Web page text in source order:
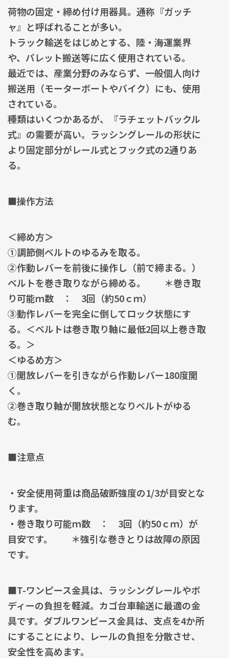
荷物の固定・締め付け用器具。通称『ガッチ
ャ』と呼ばれることが多い。
トラック輸送をはじめとする、陸・海運業界
や、パレット搬送等に広く使用されている。
最近では、産業分野のみならず、一般個人向け
搬送用（モーターボートやバイク）にも、使用
されている。
種類はいくつかあるが、『ラチェットバックル
式』の需要が高い。ラッシングレールの形状に
より固定部分がレール式とフック式の2通りあ
る。
■操作方法
＜締め方＞
①調節側ベルトのゆるみを取る。
②作動レバーを前後に操作し（前で締まる。）
ベルトを巻き取りながら締める。 ＊巻き取
り可能ｍ数 ： 3回（約50ｃｍ）
③動作レバーを完全に倒してロック状態にす
る。＜ベルトは巻き取り軸に最低2回以上巻き取
る。＞
＜ゆるめ方＞
①開放レバーを引きながら作動レバー180度開
く。
②巻き取り軸が開放状態となりベルトがゆる
む。
■注意点
・安全使用荷重は商品破断強度の1/3が目安とな
ります。
・巻き取り可能ｍ数 ： 3回（約50ｃｍ）が
目安です。 ＊強引な巻きとりは故障の原因
です。
■T-ワンピース金具は、ラッシングレールやボ
ディーの負担を軽減。カゴ台車輸送に最適の金
具です。ダブルワンピース金具は、支点を4か所
にすることにより、レールの負担を分散させ、
安全性を高めます。